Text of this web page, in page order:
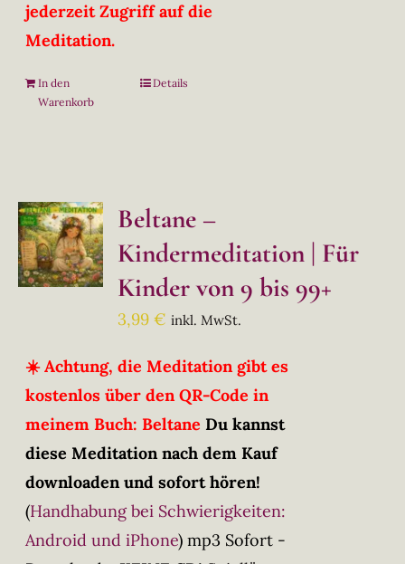
jederzeit Zugriff auf die
Meditation.
In den
Warenkorb
Details
Beltane –
Kindermeditation | Für
Kinder von 9 bis 99+
3,99€ inkl. MwSt.
☀️ Achtung, die Meditation gibt es
kostenlos über den QR-Code in
meinem Buch: Beltane Du kannst
diese Meditation nach dem Kauf
downloaden und sofort hören!
(Handhabung bei Schwierigkeiten:
Android und iPhone) mp3 Sofort -